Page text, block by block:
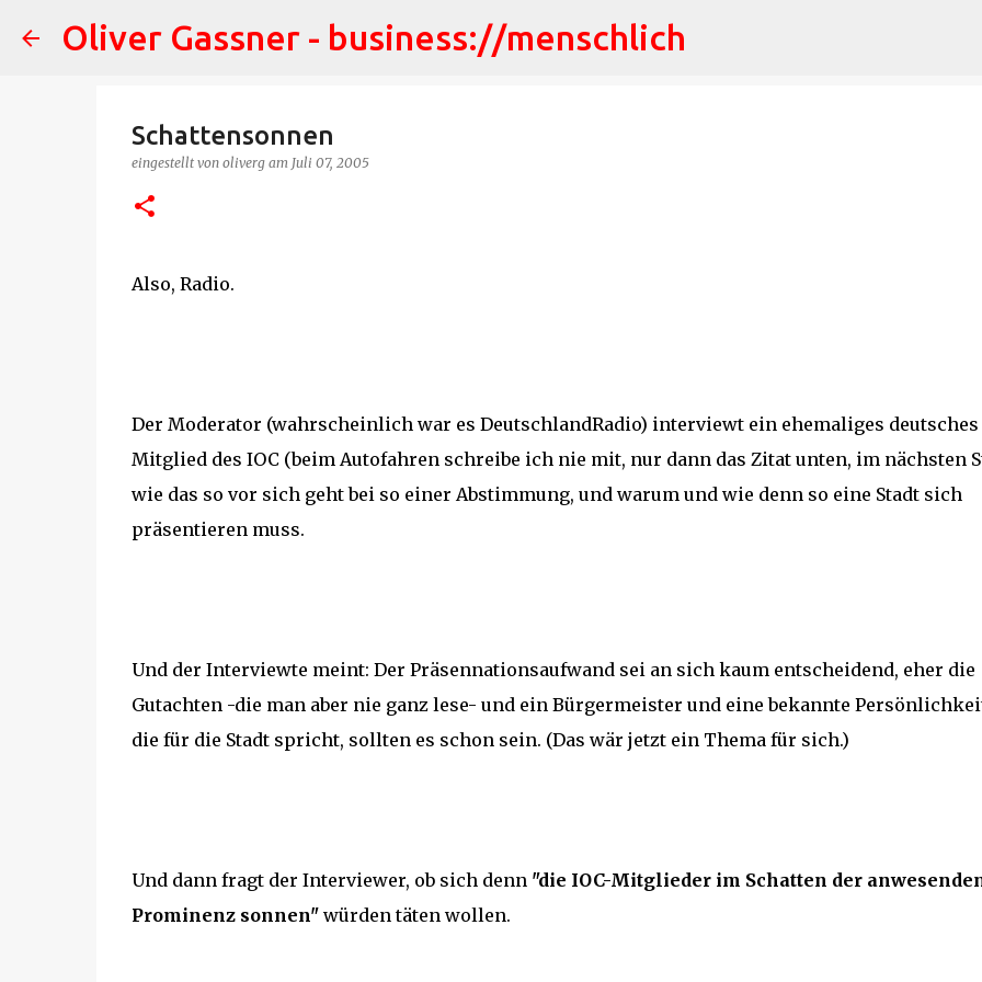
Direkt zum Hauptbereich
Oliver Gassner - business://menschlich
Schattensonnen
eingestellt von oliverg am Juli 07, 2005
Also, Radio.
Der Moderator (wahrscheinlich war es DeutschlandRadio) interviewt ein ehemaliges deutsches
Mitglied des IOC (beim Autofahren schreibe ich nie mit, nur dann das Zitat unten, im nächsten
wie das so vor sich geht bei so einer Abstimmung, und warum und wie denn so eine Stadt sich
präsentieren muss.
Und der Interviewte meint: Der Präsennationsaufwand sei an sich kaum entscheidend, eher die
Gutachten -die man aber nie ganz lese- und ein Bürgermeister und eine bekannte
die für die Stadt spricht, sollten es schon sein. (Das wär jetzt ein Thema für sich.)
Und dann fragt der Interviewer, ob sich denn "die IOC-Mitglieder im Schatten der
Prominenz sonnen"würden täten wollen.